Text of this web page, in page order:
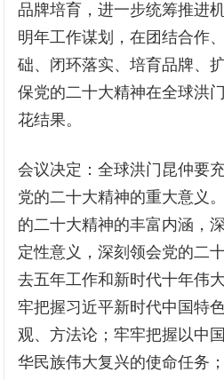
品牌培育，进一步统筹推进
明年工作谋划，在团结合作
础、闭环落实、培育品牌、
保党的二十大精神在全球洪
花结果。
会议决定：全球洪门昆仲要
党的二十大精神的重大意义
的二十大精神的丰富内涵，
定性意义，深刻领会党的二
去五年工作和新时代十年伟
牢把握习近平新时代中国特
观、方法论；牢牢把握以中
华民族伟大复兴的使命任务